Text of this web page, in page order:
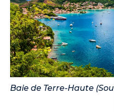
Baie de Terre-Haute